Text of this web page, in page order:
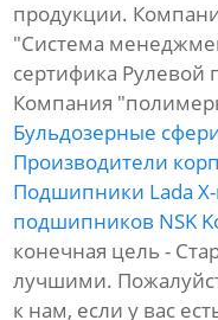
продукции.
"Система
сертифика Рулевой
Компания
Бульдозерные
Производители
Подшипники Lada X-
подшипников NSK
конечная цель -
лучшими.
к нам, если у вас